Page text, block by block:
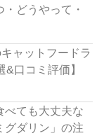
どうやって・
ャットフードラ
口コミ評価】
べても大丈夫な
グダリン」の注